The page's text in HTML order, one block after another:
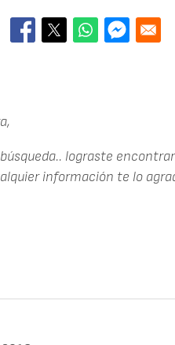
lograste
información te lo